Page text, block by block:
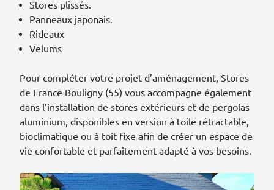
Stores plissés.
Panneaux japonais.
Rideaux
Velums
Pour compléter votre projet d’aménagement, Stores
de France Bouligny (55) vous accompagne également
dans l’installation de stores extérieurs et de pergolas
aluminium, disponibles en version à toile rétractable,
bioclimatique ou à toit fixe afin de créer un espace de
vie confortable et parfaitement adapté à vos besoins.